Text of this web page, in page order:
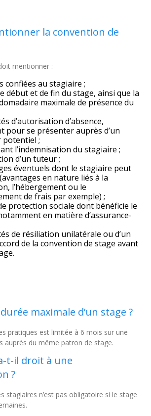
la convention de
mentionner :
confiées au stagiaire ;
début et de fin du stage, ainsi que la
maximale de présence du
d’autorisation d’absence,
pour se présenter auprès d’un
potentiel ;
l’indemnisation du stagiaire ;
d’un tuteur ;
éventuels dont le stagiaire peut
en nature liés à la
l’hébergement ou le
de frais par exemple) ;
protection sociale dont bénéficie le
en matière d’assurance-
de résiliation unilatérale ou d’un
de la convention de stage avant
maximale d’un stage ?
pratiques est limitée à 6 mois sur une
auprès du même patron de stage.
t-il droit à une
?
stagiaires n’est pas obligatoire si le stage